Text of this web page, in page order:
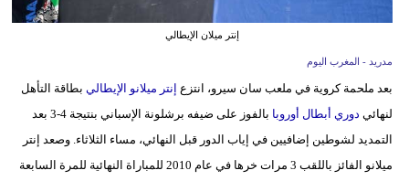
مرأة
أزياء
إسلامية
إنتر ميلان الإيطالي
مدريد - المغرب اليوم
بعد ملحمة كروية في ملعب سان سيرو، انتزع إنتر ميلانو الإيطالي بطاقة التأهل
لنهائي دوري أبطال أوروبا
بالفوز على ضيفه برشلونة الإسباني بنتيجة 4-3 بعد
التمديد لشوطين إضافيين في إياب الدور قبل النهائي، مساء الثلاثاء. وصعد إنتر
ميلانو الفائز باللقب 3 مرات خرها في عام 2010 للمباراة النهائية للمرة السابعة